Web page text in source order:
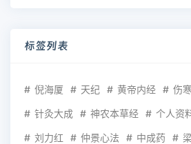
标签列表
倪海厦 天纪 黄帝内经 伤
针灸大成 神农本草经 个人资
刘力红 仲景心法 中成药